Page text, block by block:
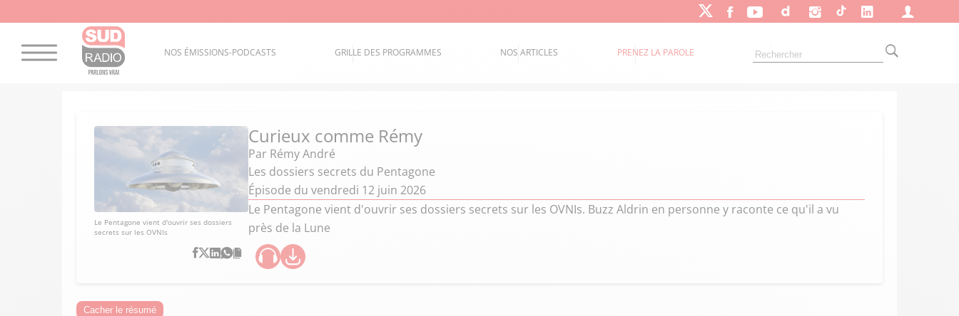
NOS ÉMISSIONS-PODCASTS GRILLE DES PROGRAMMES NOS ARTICLES PRENEZ LA PAROLE
Le Pentagone vient d'ouvrir ses dossiers
secrets sur les OVNIs
Curieux comme Rémy
Par Rémy André
Les dossiers secrets du Pentagone
Épisode du vendredi 12 juin 2026
Le Pentagone vient d'ouvrir ses dossiers secrets sur les OVNIs. Buzz Aldrin en personne y raconte ce qu'il a vu
près de la Lune
Cacher le résumé